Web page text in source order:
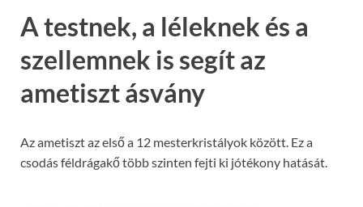
A testnek, a léleknek és a
szellemnek is segít az
ametiszt ásvány
Az ametiszt az első a 12 mesterkristályok között. Ez a
csodás féldrágakő több szinten fejti ki jótékony hatását.